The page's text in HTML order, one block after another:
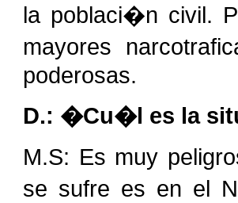
la poblaci�n civil.
mayores
poderosas.
D.: �Cu�l es la
M.S: Es muy
se sufre es en el